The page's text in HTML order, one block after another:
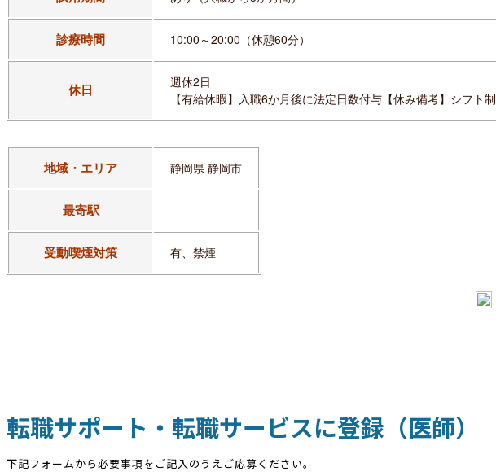
診療時間 10:00～20:00（休憩60分）
休日
週休2日
【有給休暇】入職6か月後に法定日数付与【休み備考】シフト制
地域・エリア 静岡県 静岡市
最寄駅
受動喫煙対策 有、禁煙
転職サポート・転職サービスに登録（医師）
下記フォームから必要事項をご記入のうえご応募ください。